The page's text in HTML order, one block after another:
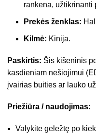
rankena, užtikrinanti
Prekės ženklas:
Kilmė: Kinija.
Paskirtis: Šis kišeninis
kasdieniam nešiojimui
įvairias buities ar lauko
Priežiūra / naudojimas:
Valykite geležtę po